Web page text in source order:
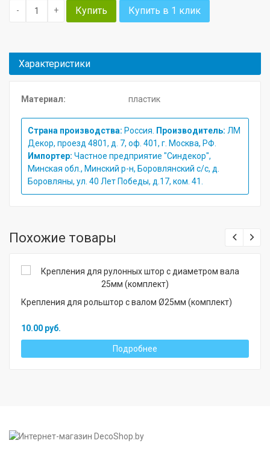
- + Купить Купить в 1 клик
Характеристики
Материал: пластик
Страна производства: Россия. Производитель: ЛМ
Декор, проезд 4801, д. 7, оф. 401, г. Москва, РФ.
Импортер: Частное предприятие "Синдекор",
Минская обл., Минский р-н, Боровлянский с/с, д.
Боровляны, ул. 40 Лет Победы, д.17, ком. 41.
Похожие товары
Крепления для рольштор с валом Ø25мм (комплект)
10.00 руб.
Подробнее